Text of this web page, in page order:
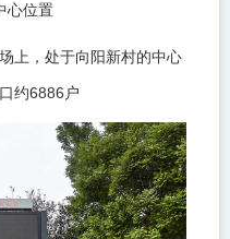
心位置
上，处于向阳新村的中心
约6886 户